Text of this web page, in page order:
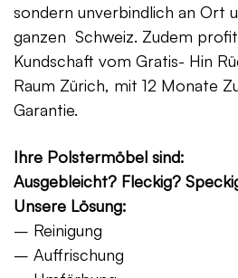
sondern unverbindlich an Ort
ganzen Schweiz. Zudem
Kundschaft vom Gratis- Hin
Raum Zürich, mit 12 Monate
Garantie.
Ihre Polstermöbel sind:
Ausgebleicht? Fleckig?
Unsere Lösung:
– Reinigung
– Auffrischung